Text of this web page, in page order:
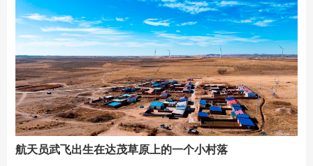
航天员武飞出生在达茂草原上的一个小村落